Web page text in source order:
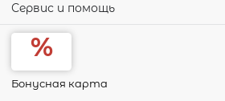
Сервис и помощь
Бонусная карта